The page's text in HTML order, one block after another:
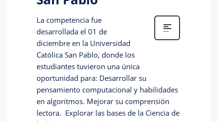
La competencia fue
desarrollada el 01 de
diciembre en la Universidad
Católica San Pablo, donde los
estudiantes tuvieron una única
oportunidad para: Desarrollar su
pensamiento computacional y habilidades
en algoritmos. Mejorar su comprensión
lectora. Explorar las bases de la Ciencia de